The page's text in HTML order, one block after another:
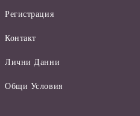
Регистрация
Контакт
Лични Данни
Общи Условия